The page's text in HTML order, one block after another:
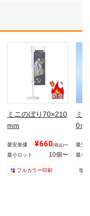
ミニのぼり70×210
mm
最安単価 ¥660(税込)〜
最小ロット 10個〜
フルカラー印刷
ミ
0ｍ
最安
最小